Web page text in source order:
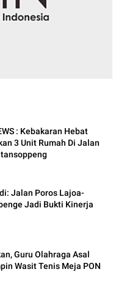
: Kebakaran Hebat
3 Unit Rumah Di Jalan
Jalan Poros Lajoa-
Jadi Bukti Kinerja
Guru Olahraga Asal
Wasit Tenis Meja PON